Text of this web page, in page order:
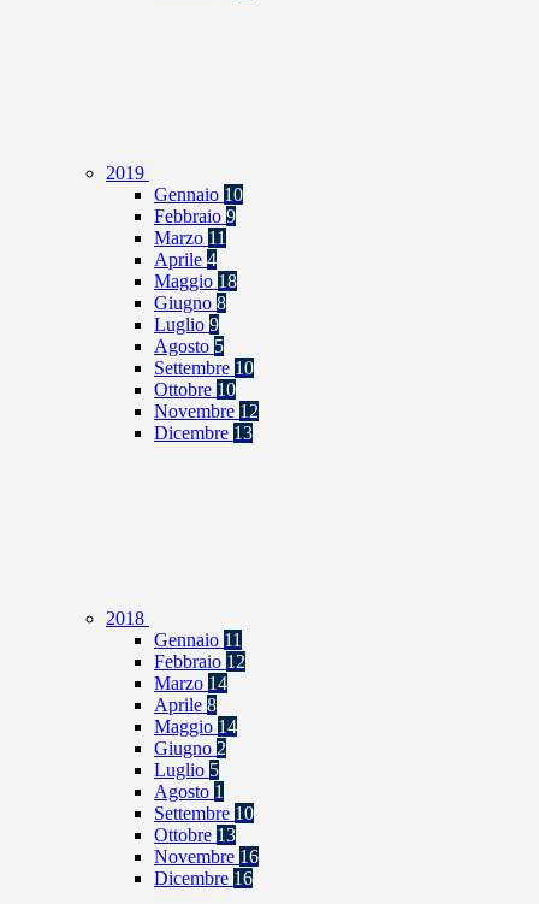
2019
Gennaio 10
Febbraio 9
Marzo 11
Aprile 4
Maggio 18
Giugno 8
Luglio 9
Agosto 5
Settembre 10
Ottobre 10
Novembre 12
Dicembre 13
2018
Gennaio 11
Febbraio 12
Marzo 14
Aprile 8
Maggio 14
Giugno 2
Luglio 5
Agosto 1
Settembre 10
Ottobre 13
Novembre 16
Dicembre 16